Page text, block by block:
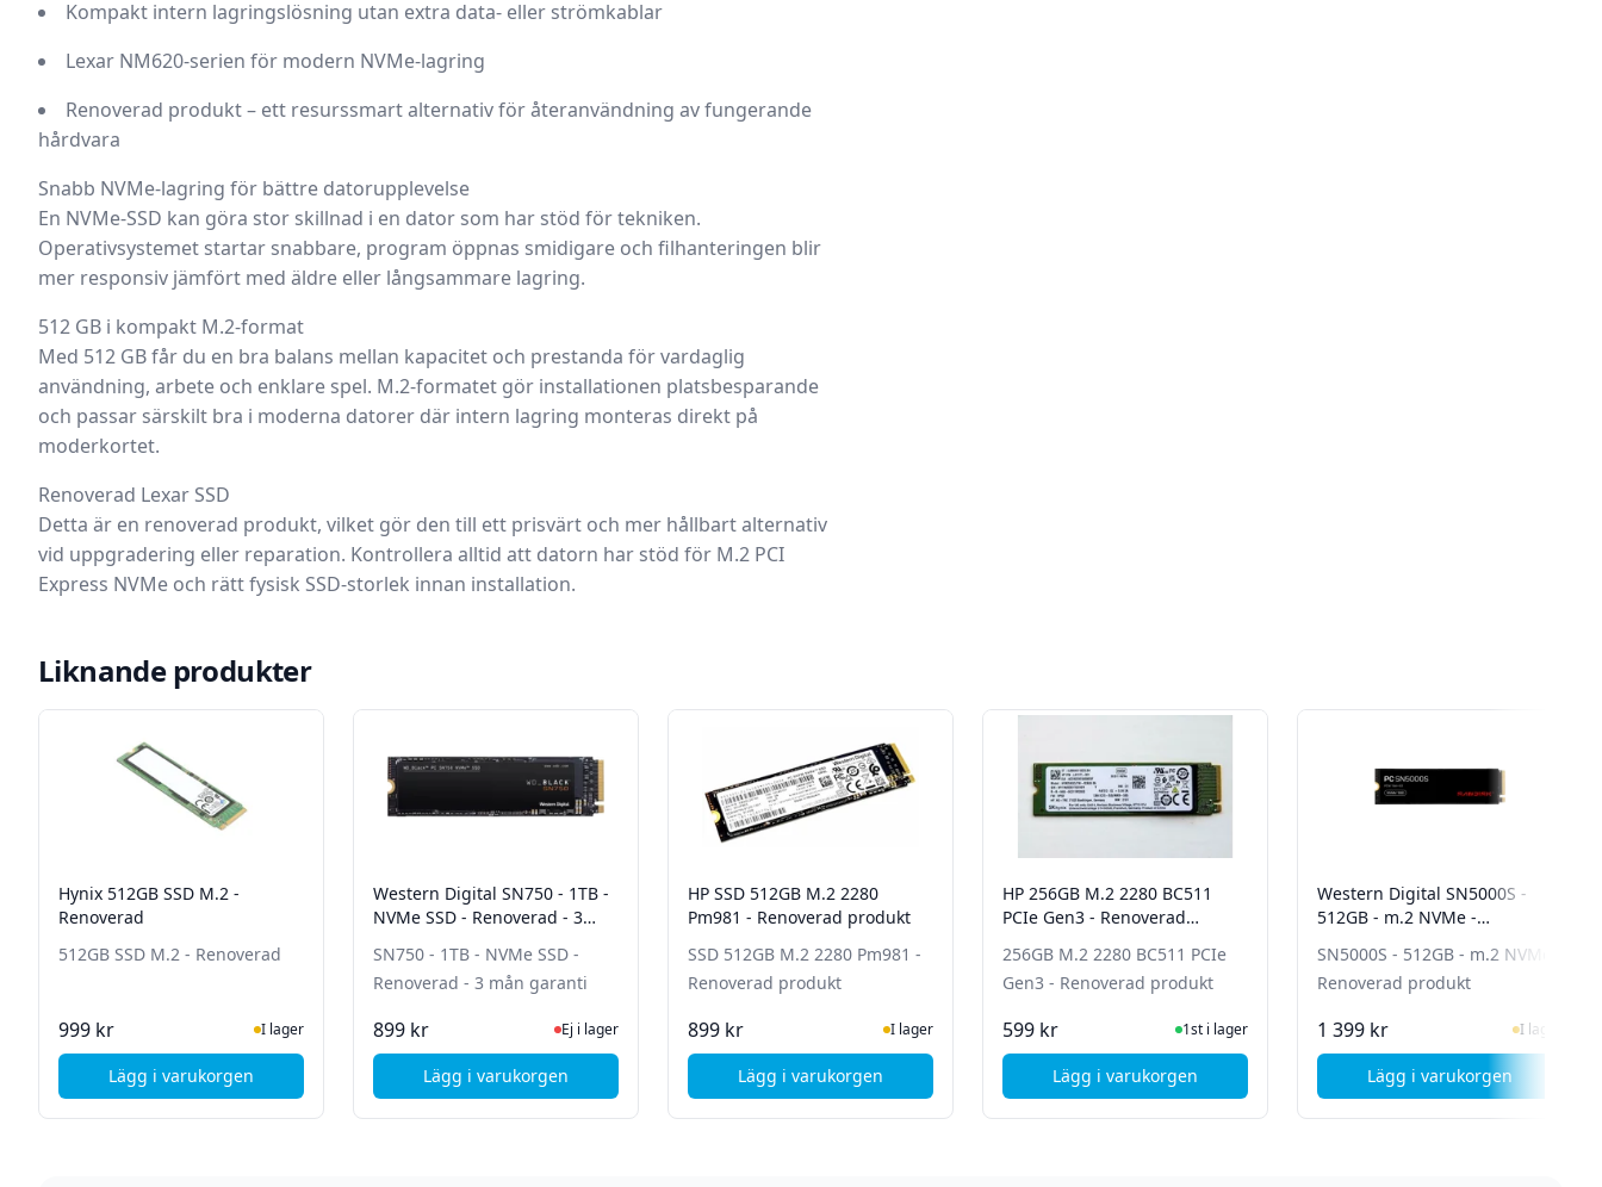
Kompakt intern lagringslösning utan extra data- eller strömkablar
Lexar NM620-serien för modern NVMe-lagring
Renoverad produkt– ett resurssmart alternativ för återanvändning av fungerande
hårdvara
Snabb NVMe-lagring för bättre datorupplevelse
En NVMe-SSD kan göra stor skillnad i en dator som har stöd för tekniken.
Operativsystemet startar snabbare, program öppnas smidigare och filhanteringen blir
mer responsiv jämfört med äldre eller långsammare lagring.
512 GB i kompakt M.2-format
Med 512 GBfår du en bra balans mellan kapacitet och prestanda för vardaglig
användning, arbete och enklare spel. M.2-formatet gör installationen platsbesparande
och passar särskilt bra i moderna datorer där intern lagring monteras direkt på
moderkortet.
Renoverad Lexar SSD
Detta är en renoverad produkt, vilket gör den till ett prisvärt och mer hållbart alternativ
vid uppgradering eller reparation. Kontrollera alltid att datorn har stöd för M.2 PCI
Express NVMe och rätt fysisk SSD-storlek innan installation.
Liknande produkter
Hynix 512GB SSD M.2 -
Renoverad
512GB SSD M.2 - Renoverad
999 kr I lager
Lägg i varukorgen, Hynix 512GB SSD M.2 - Renoverad
Western Digital SN750 - 1TB -
NVMe SSD - Renoverad - 3
SN750 - 1TB - NVMe SSD -
Renoverad - 3 mån garanti
899 kr Ej i lager, besök produktsidan för senaste status
Ej i lager
Lägg i varukorgen, Western Digital SN750 - 1TB - NVMe SSD - Renoverad - 3 mån garanti
HP SSD 512GB M.2 2280
Pm981 - Renoverad produkt
SSD 512GB M.2 2280 Pm981 -
Renoverad produkt
899 kr I lager
Lägg i varukorgen, HP SSD 512GB M.2 2280 Pm981 - Renoverad produkt
HP 256GB M.2 2280 BC511
PCIe Gen3 - Renoverad
256GB M.2 2280 BC511 PCIe
Gen3 - Renoverad produkt
599 kr I Lager1st i lager
Lägg i varukorgen, HP 256GB M.2 2280 BC511 PCIe Gen3 - Renoverad produkt
Western Digital SN5000S -
512GB - m.2 NVMe -
SN5000S - 512GB - m.2 NVMe -
Renoverad produkt
1 399 kr I lager
Lägg i varukorgen
, Western Digital